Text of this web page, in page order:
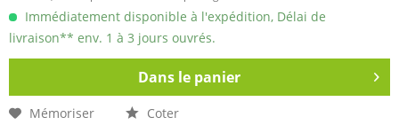
Immédiatement disponible à l'expédition, Délai de
livraison** env. 1 à 3 jours ouvrés.
Dans le panier
Mémoriser Coter